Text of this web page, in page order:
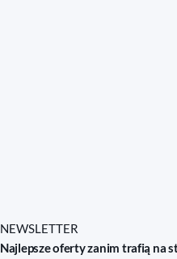
NEWSLETTER
Najlepsze oferty zanim trafią na